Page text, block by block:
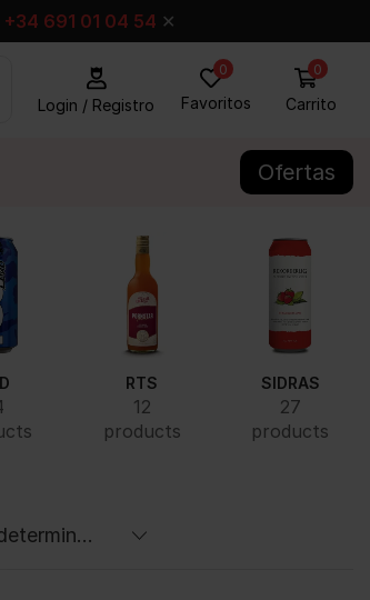
+34 691 01 04 54 ✕
Login / Registro
0
Favoritos
0
Carrito
Ofertas
RTS
12
products
SIDRAS
27
products